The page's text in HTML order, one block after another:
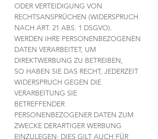
ODER VERTEIDIGUNG VON
RECHTSANSPRÜCHEN (WIDERSPRUCH
NACH ART. 21 ABS. 1 DSGVO).
WERDEN IHRE PERSONENBEZOGENEN
DATEN VERARBEITET, UM
DIREKTWERBUNG ZU BETREIBEN,
SO HABEN SIE DAS RECHT, JEDERZEIT
WIDERSPRUCH GEGEN DIE
VERARBEITUNG SIE
BETREFFENDER
PERSONENBEZOGENER DATEN ZUM
ZWECKE DERARTIGER WERBUNG
EINZULEGEN; DIES GILT AUCH FÜR